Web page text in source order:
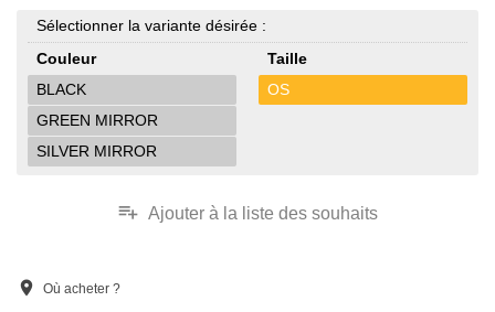
Sélectionner la variante désirée :
Couleur
BLACK
GREEN MIRROR
SILVER MIRROR
Taille
OS
playlist_add Ajouter à la liste des souhaits
location_on Où acheter ?